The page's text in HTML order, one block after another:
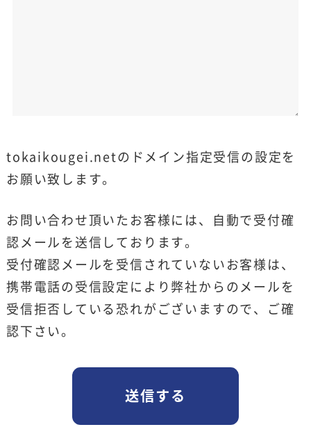
tokaikougei.netのドメイン指定受信の設定を
お願い致します。
お問い合わせ頂いたお客様には、自動で受付確
認メールを送信しております。
受付確認メールを受信されていないお客様は、
携帯電話の受信設定により弊社からのメールを
受信拒否している恐れがございますので、ご確
認下さい。